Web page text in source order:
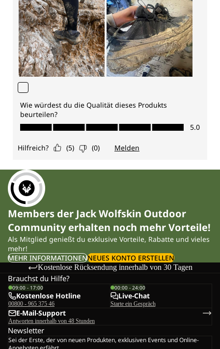
Members der Jack Wolfskin Outdoor
Community erhalten noch mehr Vorteile!
Als Mitglied genießt du exklusive Vorteile, Rabatte und vieles
mehr!
MEHR INFORMATIONENNEUES KONTO ERSTELLEN
Kostenlose Rücksendung innerhalb von 30 Tagen
Brauchst du Hilfe?
09:00 - 17:00
Kostenlose Hotline
00800 - 965 375 46
00:00 - 24:00
Live-Chat
Starte ein Gespräch
E-Mail-Support
Antworten innerhalb von 48 Stunden
Newsletter
Sei der Erste, der von neuen Produkten, exklusiven Events und Online-